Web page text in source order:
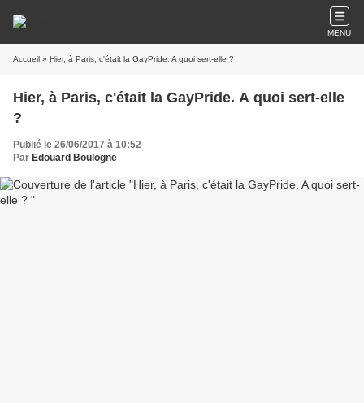
MENU
Accueil » Hier, à Paris, c'était la GayPride. A quoi sert-elle ?
Hier, à Paris, c'était la GayPride. A quoi sert-elle
?
Publié le 26/06/2017 à 10:52
Par Edouard Boulogne